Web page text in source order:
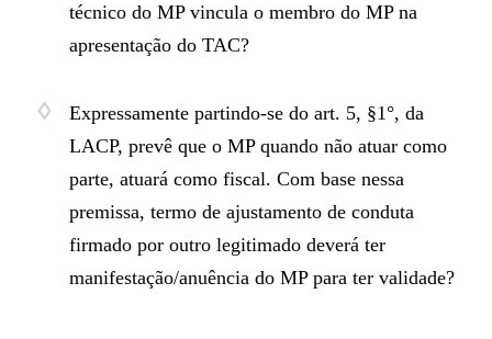
técnico do MP vincula o membro do MP na
apresentação do TAC?
Expressamente partindo-se do art. 5, §1°, da
LACP, prevê que o MP quando não atuar como
parte, atuará como fiscal. Com base nessa
premissa, termo de ajustamento de conduta
firmado por outro legitimado deverá ter
manifestação/anuência do MP para ter validade?